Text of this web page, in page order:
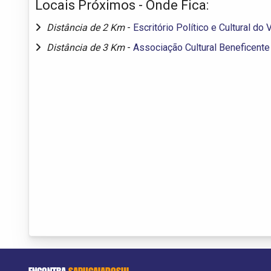
Locais Próximos - Onde Fica:
Distância de 2 Km - Escritório Político e Cultural do
Distância de 3 Km - Associação Cultural